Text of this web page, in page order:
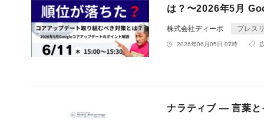
は？〜2026年5月
株式会社ディーボ プレス
2026年06月05日 07時
ナラティブ ― 言葉